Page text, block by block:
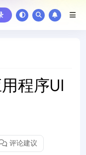
程序UI
评论建议